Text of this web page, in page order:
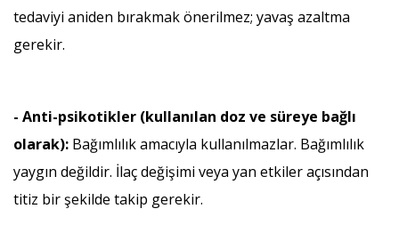
tedaviyi aniden bırakmak önerilmez; yavaş azaltma
gerekir.
- Anti-psikotikler (kullanılan doz ve süreye bağlı
olarak): Bağımlılık amacıyla kullanılmazlar. Bağımlılık
yaygın değildir. İlaç değişimi veya yan etkiler açısından
titiz bir şekilde takip gerekir.